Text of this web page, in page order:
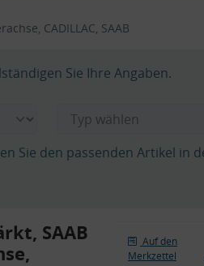
CADILLAC, SAAB
Sie Ihre Angaben.
Sie den passenden Artikel in
SAAB
Auf den
Merkzettel